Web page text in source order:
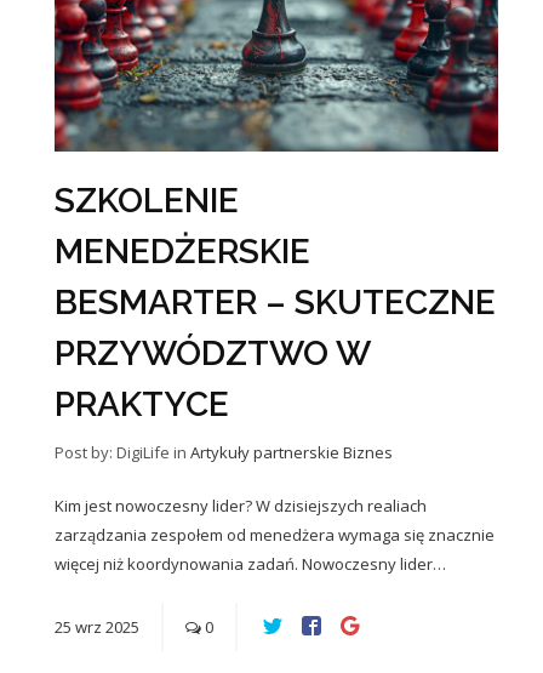
SZKOLENIE
MENEDŻERSKIE
BESMARTER – SKUTECZNE
PRZYWÓDZTWO W
PRAKTYCE
Post by: DigiLife in Artykuły partnerskie Biznes
Kim jest nowoczesny lider? W dzisiejszych realiach
zarządzania zespołem od menedżera wymaga się znacznie
więcej niż koordynowania zadań. Nowoczesny lider…
25 wrz 2025 0